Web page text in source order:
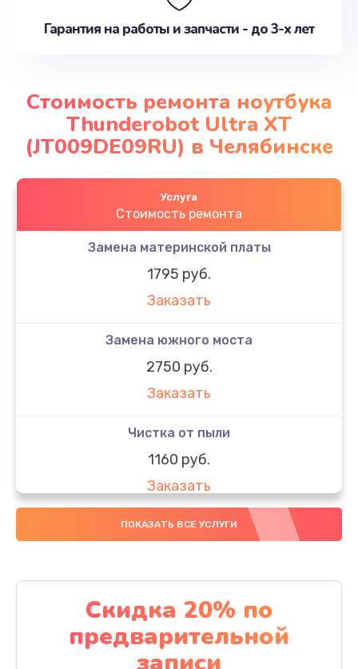
Гарантия на работы и запчасти - до 3-х лет
Стоимость ремонта ноутбука
Thunderobot Ultra XT
(JT009DE09RU) в Челябинске
Услуга
Стоимость ремонта
Замена материнской платы
1795 руб.
Заказать
Замена южного моста
2750 руб.
Заказать
Чистка от пыли
1160 руб.
Заказать
Настройка ОС
Заказать
Настройка BIOS
1495 руб.
ПОКАЗАТЬ ВСЕ УСЛУГИ
Скидка 20% по
предварительной